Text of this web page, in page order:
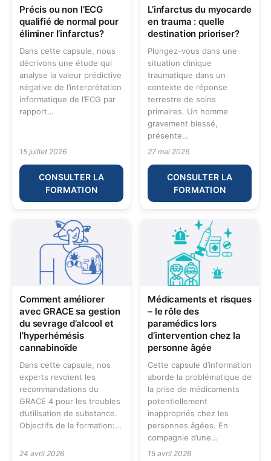
Précis ou non l’ECG
qualifié de normal pour
éliminer l’infarctus?
Dans cette capsule, nous
décrivons une étude qui
analyse la valeur prédictive
négative de l’interprétation
informatique de l’ECG par
rapport…
15 juillet 2026
CONSULTER LA
FORMATION
L’infarctus du myocarde
en trauma : quelle
destination prioriser?
Plongez-vous dans une
situation clinique
traumatique dans un
contexte de réponse
terrestre de soins
primaires. Un homme
gravement blessé,
présente…
27 mai 2026
CONSULTER LA
FORMATION
Comment améliorer
avec GRACE sa gestion
du sevrage d’alcool et
l’hyperhémésis
cannabinoïde
Dans cette capsule, nos
experts revoient les
recommandations du
GRACE 4 pour les troubles
d’utilisation de substance.
Objectifs de la formation:…
24 avril 2026
Médicaments et risques
– le rôle des
paramédics lors
d’intervention chez la
personne âgée
Cette capsule d’information
aborde la problématique de
la prise de médicaments
potentiellement
inappropriés chez les
personnes âgées. En
compagnie d’une…
15 avril 2026